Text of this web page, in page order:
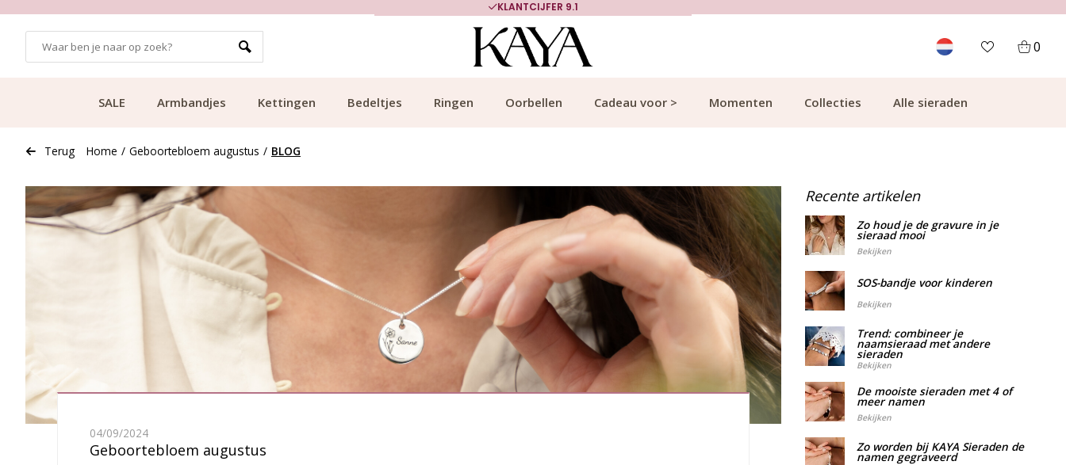
0
SALE Armbandjes Kettingen Bedeltjes Ringen Oorbellen Cadeau voor > Momenten Collecties Alle sieraden
Terug Home / Geboortebloem augustus / BLOG
04/09/2024
Geboortebloem augustus
Recente artikelen
Zo houd je de gravure in je
sieraad mooi
Bekijken
SOS-bandje voor kinderen
Bekijken
Trend: combineer je
naamsieraad met andere
sieraden
Bekijken
De mooiste sieraden met 4 of
meer namen
Bekijken
Zo worden bij KAYA Sieraden de
namen gegraveerd